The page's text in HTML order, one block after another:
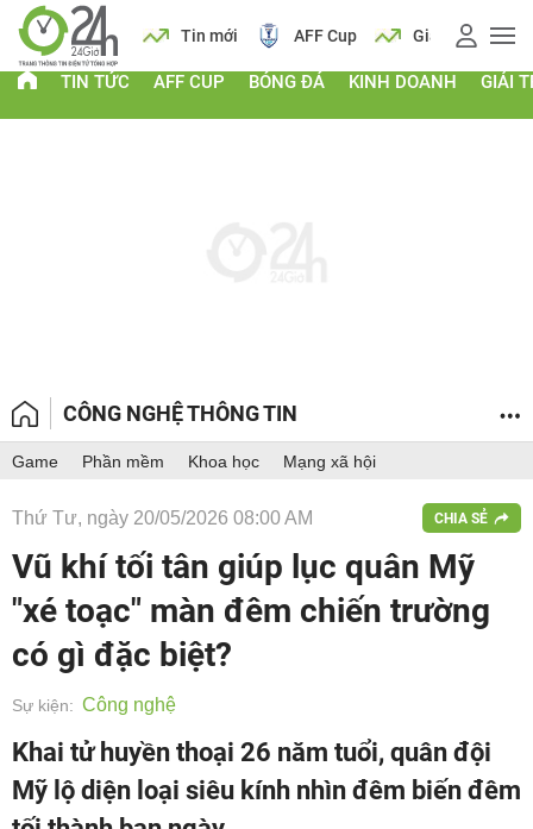
Lịch Tin mới AFF Cup Giá vàng
TIN TỨC AFF CUP BÓNG ĐÁ KINH DOANH GIẢI
CÔNG NGHỆ THÔNG TIN
Game Phần mềm Khoa học Mạng xã hội
Thứ Tư, ngày 20/05/2026 08:00 AM CHIA SẺ
Vũ khí tối tân giúp lục quân Mỹ
"xé toạc" màn đêm chiến trường
có gì đặc biệt?
Sự kiện: Công nghệ
Khai tử huyền thoại 26 năm tuổi, quân đội
Mỹ lộ diện loại siêu kính nhìn đêm biến đêm